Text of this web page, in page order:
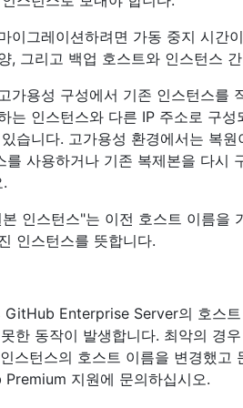
이그레이션하려면 가동 중지 시간
, 그리고 백업 호스트와 인스턴스
가용성 구성에서 기존 인스턴스를
는 인스턴스와 다른 IP 주소로 구
습니다. 고가용성 환경에서는 복
를 사용하거나 기존 복제본을 다시
인스턴스"는 이전 호스트 이름을
인스턴스를 뜻합니다.
GitHub Enterprise Server의 호스
한 동작이 발생합니다. 최악의 경
스턴스의 호스트 이름을 변경했
지원에 문의하십시오.